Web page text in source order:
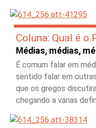
Coluna: Qual é o
Médias, médias,
É comum falar em
sentido falar em
que os gregos
chegando a várias